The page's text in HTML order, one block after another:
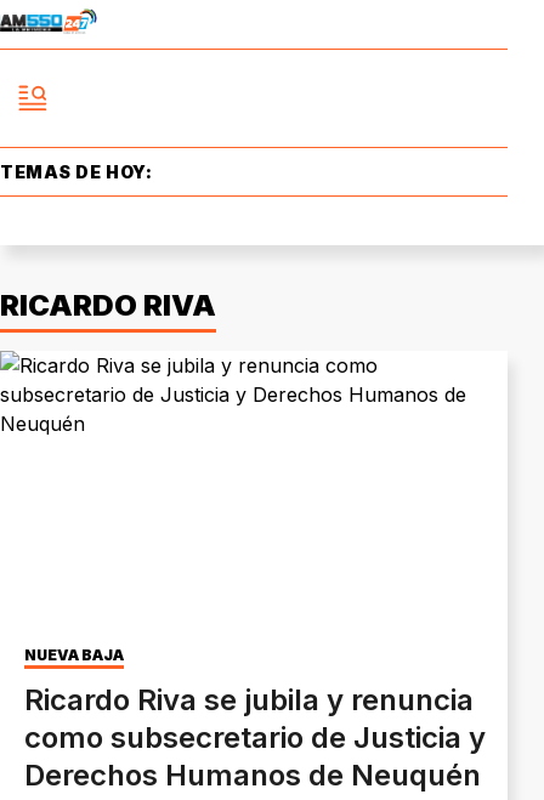
TEMAS DE HOY:
RICARDO RIVA
NUEVA BAJA
Ricardo Riva se jubila y renuncia
como subsecretario de Justicia y
Derechos Humanos de Neuquén